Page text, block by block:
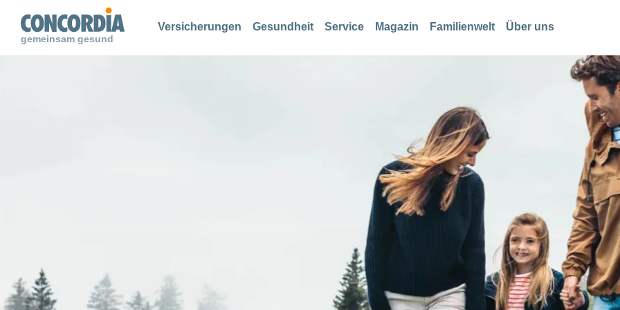
gemeinsam gesund
Versicherungen Gesundheit Service Magazin Familienwelt Über uns
Suche
Suche
Suche